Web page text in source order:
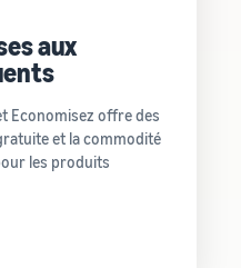
aux
Economisez offre des
et la commodité
les produits